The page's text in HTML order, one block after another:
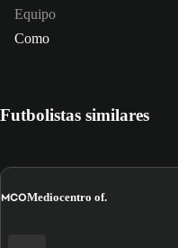
Equipo
Como
Futbolistas similares
MCOMediocentro of.